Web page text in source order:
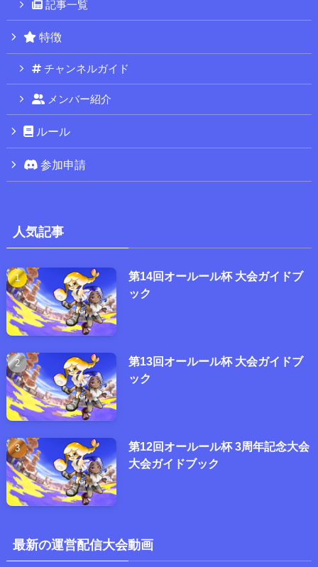
記事一覧
特徴
チャンネルガイド
メンバー紹介
ルール
参加申請
人気記事
第14回オールール杯 大会ガイドブ
ック
第13回オールール杯 大会ガイドブ
ック
第12回オールール杯 3周年記念大会
大会ガイドブック
最新の運営配信大会動画